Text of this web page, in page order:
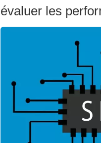
évaluer les